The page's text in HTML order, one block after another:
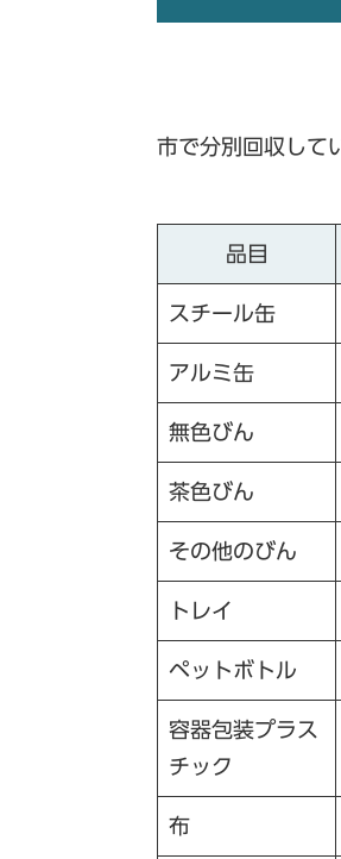
市で分別回収して
品目
スチール缶
アルミ缶
無色びん
茶色びん
その他のびん
トレイ
ペットボトル
容器包装プラス
チック
布